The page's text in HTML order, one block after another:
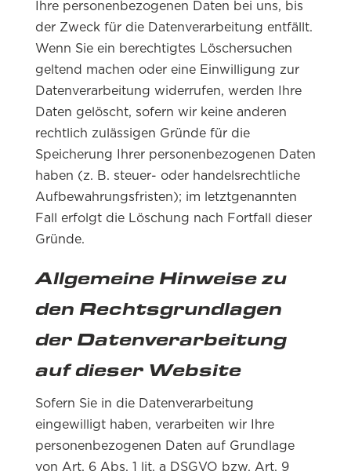
Ihre personenbezogenen Daten bei uns, bis
der Zweck für die Datenverarbeitung entfällt.
Wenn Sie ein berechtigtes Löschersuchen
geltend machen oder eine Einwilligung zur
Datenverarbeitung widerrufen, werden Ihre
Daten gelöscht, sofern wir keine anderen
rechtlich zulässigen Gründe für die
Speicherung Ihrer personenbezogenen Daten
haben (z. B. steuer- oder handelsrechtliche
Aufbewahrungsfristen); im letztgenannten
Fall erfolgt die Löschung nach Fortfall dieser
Gründe.
Allgemeine Hinweise zu
den Rechtsgrundlagen
der Datenverarbeitung
auf dieser Website
Sofern Sie in die Datenverarbeitung
eingewilligt haben, verarbeiten wir Ihre
personenbezogenen Daten auf Grundlage
von Art. 6 Abs. 1 lit. a DSGVO bzw. Art. 9